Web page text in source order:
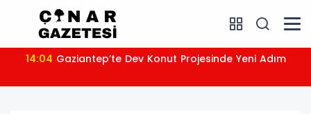
14:04 Gaziantep’te Dev Konut Projesinde Yeni Adım